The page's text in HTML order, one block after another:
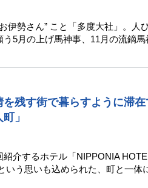
伊勢さん” こと「多度大社」。人
5月の上げ馬神事、11月の流鏑馬
残す街で暮らすように滞在
」
介するホテル「NIPPONIA
いう思いも込められた、町と一体